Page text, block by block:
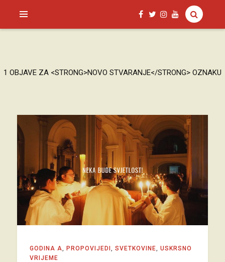
SAGUD.XYZ
1 OBJAVE ZA <STRONG>NOVO STVARANJE</STRONG> OZNAKU
GODINA A PROPOVIJEDI SVETKOVINE
USKRSNO
VRIJEME